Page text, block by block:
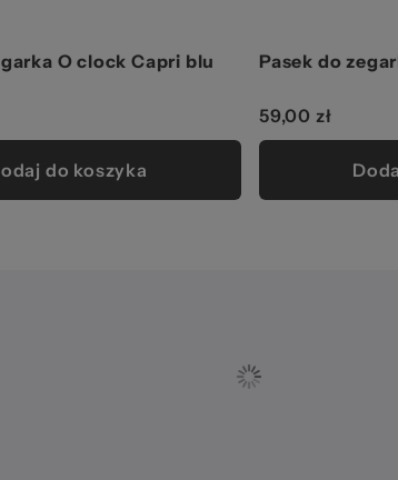
O clock Capri blu
do koszyka
Pasek do
59,00 zł